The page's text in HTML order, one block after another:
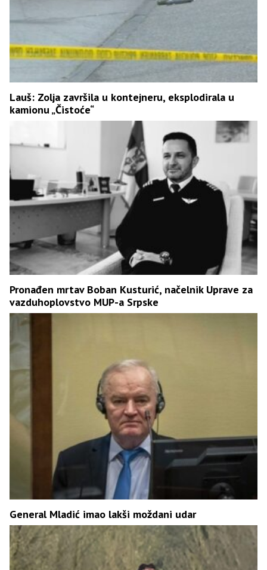
Lauš: Zolja završila u kontejneru, eksplodirala u
kamionu „Čistoće“
Pronađen mrtav Boban Kusturić, načelnik Uprave za
vazduhoplovstvo MUP-a Srpske
General Mladić imao lakši moždani udar